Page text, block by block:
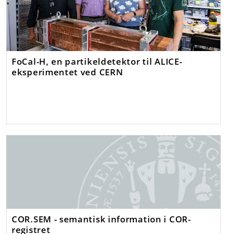
FoCal-H, en partikeldetektor til ALICE-
eksperimentet ved CERN
COR.SEM - semantisk information i COR-
registret